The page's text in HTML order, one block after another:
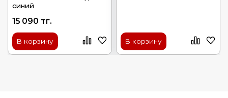
синий
15 090 тг.
В корзину В корзину